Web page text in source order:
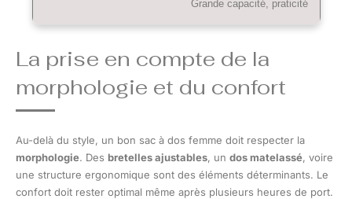
Grande capacité, praticité
La prise en compte de la
morphologie et du confort
Au-delà du style, un bon sac à dos femme doit respecter la
morphologie. Des bretelles ajustables, un dos matelassé, voire
une structure ergonomique sont des éléments déterminants. Le
confort doit rester optimal même après plusieurs heures de port.